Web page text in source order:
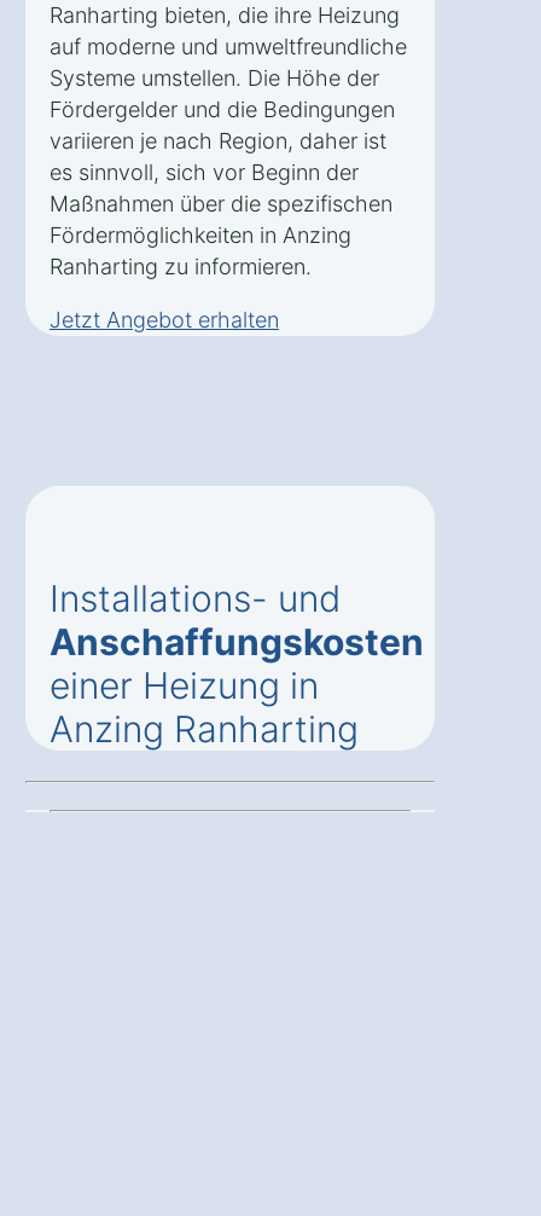
Ranharting bieten, die ihre Heizung
auf moderne und umweltfreundliche
Systeme umstellen. Die Höhe der
Fördergelder und die Bedingungen
variieren je nach Region, daher ist
es sinnvoll, sich vor Beginn der
Maßnahmen über die spezifischen
Fördermöglichkeiten in Anzing
Ranharting zu informieren.
Jetzt Angebot erhalten
Installations- und
Anschaffungskosten
einer Heizung in
Anzing Ranharting